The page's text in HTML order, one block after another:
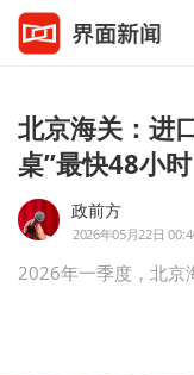
北京海关：进
桌”最快48小时
政前方
2026年05月22日
2026年一季度，北京